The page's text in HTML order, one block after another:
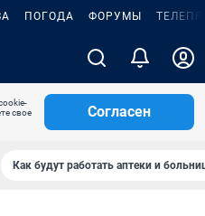
ПОГОДА ФОРУМЫ
свое
Согласен
Как будут работать аптеки и